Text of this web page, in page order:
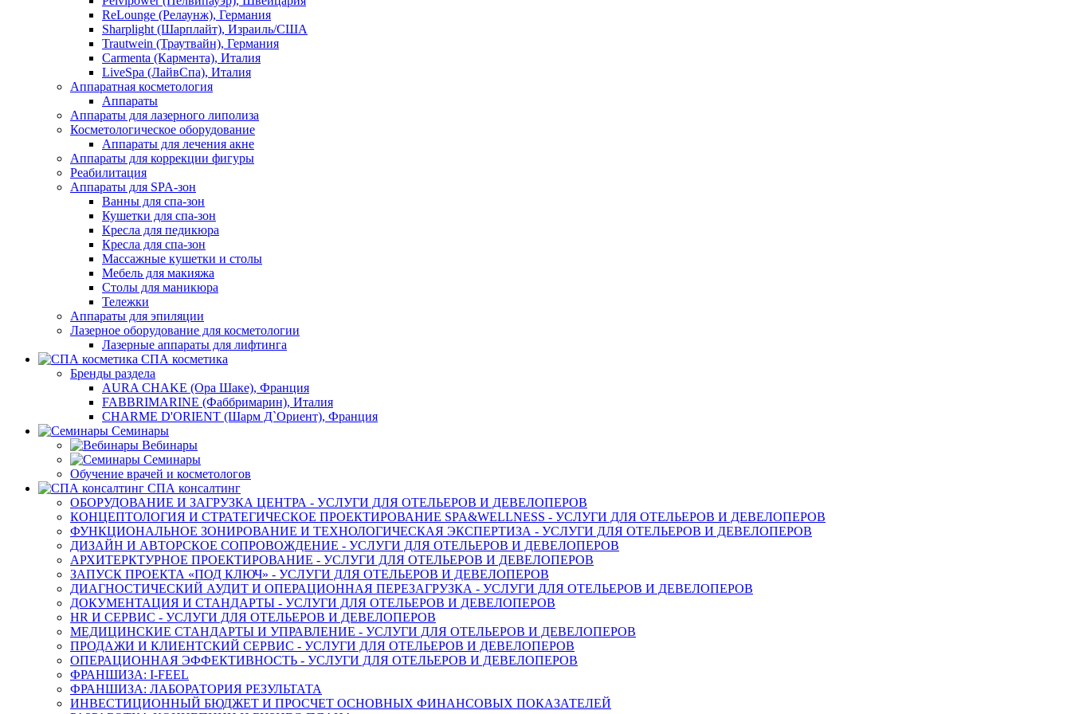
ReLounge (Релаунж), Германия
Sharplight (Шарплайт), Израиль/США
Trautwein (Траутвайн), Германия
Carmenta (Кармента), Италия
LiveSpa (ЛайвСпа), Италия
Аппаратная косметология
Аппараты
Аппараты для лазерного липолиза
Косметологическое оборудование
Аппараты для лечения акне
Аппараты для коррекции фигуры
Реабилитация
Аппараты для SPA-зон
Ванны для спа-зон
Кушетки для спа-зон
Кресла для педикюра
Кресла для спа-зон
Массажные кушетки и столы
Мебель для макияжа
Столы для маникюра
Тележки
Аппараты для эпиляции
Лазерное оборудование для косметологии
Лазерные аппараты для лифтинга
СПА косметика
Бренды раздела
AURA CHAKE (Ора Шаке), Франция
FABBRIMARINE (Фаббримарин), Италия
CHARME D'ORIENT (Шарм Д`Ориент), Франция
Семинары
Вебинары
Семинары
Обучение врачей и косметологов
СПА консалтинг
ОБОРУДОВАНИЕ И ЗАГРУЗКА ЦЕНТРА - УСЛУГИ ДЛЯ ОТЕЛЬЕРОВ И ДЕВЕЛОПЕРОВ
КОНЦЕПТОЛОГИЯ И СТРАТЕГИЧЕСКОЕ ПРОЕКТИРОВАНИЕ SPA&WELLNESS - УСЛУГИ ДЛЯ ОТЕЛЬЕРОВ И ДЕВЕЛОПЕРОВ
ФУНКЦИОНАЛЬНОЕ ЗОНИРОВАНИЕ И ТЕХНОЛОГИЧЕСКАЯ ЭКСПЕРТИЗА - УСЛУГИ ДЛЯ ОТЕЛЬЕРОВ И ДЕВЕЛОПЕРОВ
ДИЗАЙН И АВТОРСКОЕ СОПРОВОЖДЕНИЕ - УСЛУГИ ДЛЯ ОТЕЛЬЕРОВ И ДЕВЕЛОПЕРОВ
АРХИТЕРКТУРНОЕ ПРОЕКТИРОВАНИЕ - УСЛУГИ ДЛЯ ОТЕЛЬЕРОВ И ДЕВЕЛОПЕРОВ
ЗАПУСК ПРОЕКТА «ПОД КЛЮЧ» - УСЛУГИ ДЛЯ ОТЕЛЬЕРОВ И ДЕВЕЛОПЕРОВ
ДИАГНОСТИЧЕСКИЙ АУДИТ И ОПЕРАЦИОННАЯ ПЕРЕЗАГРУЗКА - УСЛУГИ ДЛЯ ОТЕЛЬЕРОВ И ДЕВЕЛОПЕРОВ
ДОКУМЕНТАЦИЯ И СТАНДАРТЫ - УСЛУГИ ДЛЯ ОТЕЛЬЕРОВ И ДЕВЕЛОПЕРОВ
HR И СЕРВИС - УСЛУГИ ДЛЯ ОТЕЛЬЕРОВ И ДЕВЕЛОПЕРОВ
МЕДИЦИНСКИЕ СТАНДАРТЫ И УПРАВЛЕНИЕ - УСЛУГИ ДЛЯ ОТЕЛЬЕРОВ И ДЕВЕЛОПЕРОВ
ПРОДАЖИ И КЛИЕНТСКИЙ СЕРВИС - УСЛУГИ ДЛЯ ОТЕЛЬЕРОВ И ДЕВЕЛОПЕРОВ
ОПЕРАЦИОННАЯ ЭФФЕКТИВНОСТЬ - УСЛУГИ ДЛЯ ОТЕЛЬЕРОВ И ДЕВЕЛОПЕРОВ
ФРАНШИЗА: I-FEEL
ФРАНШИЗА: ЛАБОРАТОРИЯ РЕЗУЛЬТАТА
ИНВЕСТИЦИОННЫЙ БЮДЖЕТ И ПРОСЧЕТ ОСНОВНЫХ ФИНАНСОВЫХ ПОКАЗАТЕЛЕЙ